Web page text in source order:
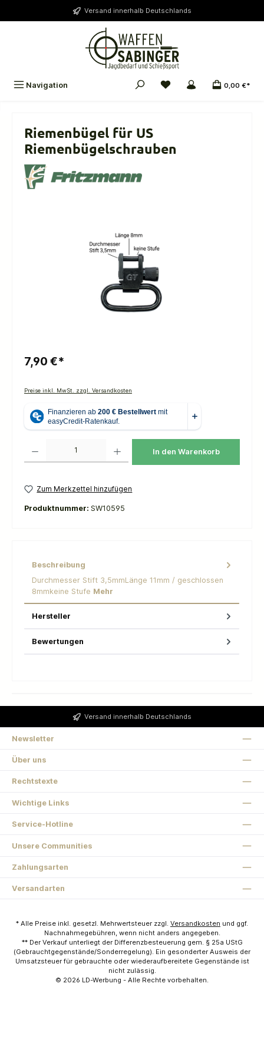
Versand innerhalb Deutschlands
Navigation 0,00 €*
Riemenbügel für US
Riemenbügelschrauben
7,90 €*
Preise inkl. MwSt. zzgl. Versandkosten
In den Warenkorb
Zum Merkzettel hinzufügen
Produktnummer: SW10595
Beschreibung
Durchmesser Stift 3,5mmLänge 11mm / geschlossen
8mmkeine Stufe Mehr
Hersteller
Bewertungen
Versand innerhalb Deutschlands
Newsletter
Über uns
Rechtstexte
Wichtige Links
Service-Hotline
Unsere Communities
Zahlungsarten
Versandarten
* Alle Preise inkl. gesetzl. Mehrwertsteuer zzgl. Versandkosten und ggf.
Nachnahmegebühren, wenn nicht anders angegeben.
** Der Verkauf unterliegt der Differenzbesteuerung gem. § 25a UStG
(Gebrauchtgegenstände/Sonderregelung). Ein gesonderter Ausweis der
Umsatzsteuer für gebrauchte oder wiederaufbereitete Gegenstände ist
nicht zulässig.
© 2026 LD-Werbung - Alle Rechte vorbehalten.